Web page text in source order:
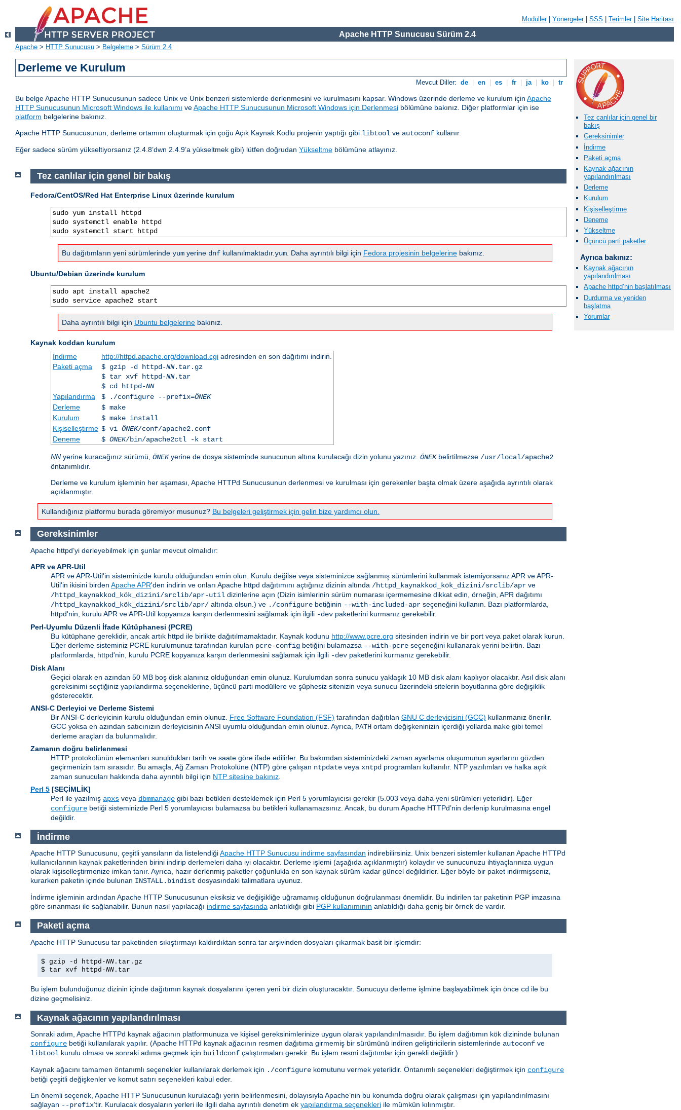
Modüller| Yönergeler| SSS Terimler| Site Haritası
Apache HTTP Sunucusu Sürüm 2.4
Apache > HTTP Sunucusu > Belgeleme > Sürüm 2.4
Derleme ve Kurulum
Mevcut Diller: de en es fr ja ko tr
Bu belge Apache HTTP Sunucusunun sadece Unix ve Unix benzeri sistemlerde derlenmesini ve kurulmasını kapsar. Windows üzerinde derleme ve kurulum için Apache
HTTP Sunucusunun Microsoft Windows ile kullanımı veApache HTTP Sunucusunun Microsoft Windows için Derlenmesi bölümüne bakınız. Diğer platformlar için ise
platform belgelerine bakınız.
Apache HTTP Sunucusunun, derleme ortamını oluşturmak için çoğu Açık Kaynak Kodlu projenin yaptığı gibi libtool ve autoconf kullanır.
Eğer sadece sürüm yükseltiyorsanız (2.4.8’dwn 2.4.9’a yükseltmek gibi) lütfen doğrudan Yükseltme bölümüne atlayınız.
Tez canlılar için genel bir
bakış
Gereksinimler
İndirme
Paketi açma
Kaynak ağacının
yapılandırılması
Derleme
Kurulum
Kişiselleştirme
Deneme
Yükseltme
Üçüncü parti paketler
Ayrıca bakınız:
Kaynak ağacının
yapılandırılması
Apache httpd’nin başlatılması
Durdurma ve yeniden
başlatma
Yorumlar
Tez canlılar için genel bir bakış
Fedora/CentOS/Red Hat Enterprise Linux üzerinde kurulum
sudo yum install httpd
sudo systemctl enable httpd
sudo systemctl start httpd
Bu dağıtımların yeni sürümlerinde yum yerine dnf kullanılmaktadır.yum . Daha ayrıntılı bilgi için Fedora projesinin belgelerine bakınız.
Ubuntu/Debian üzerinde kurulum
sudo apt install apache2
sudo service apache2 start
Daha ayrıntılı bilgi için Ubuntu belgelerine bakınız.
Kaynak koddan kurulum
İndirme
http://httpd.apache.org/download.cgiadresinden en son dağıtımı indirin.
Paketi açma
$ gzip -d httpd-NN.tar.gz
$ tar xvf httpd-NN.tar
$ cd httpd-NN
Yapılandırma
$ ./configure --prefix=ÖNEK
Derleme
$ make
Kurulum
$ make install
Kişiselleştirme $ vi ÖNEK/conf/apache2.conf
Deneme
$ ÖNEK/bin/apache2ctl -k start
NN yerine kuracağınız sürümü, ÖNEKyerine de dosya sisteminde sunucunun altına kurulacağı dizin yolunu yazınız. ÖNEKbelirtilmezse /usr/local/apache2
öntanımlıdır.
Derleme ve kurulum işleminin her aşaması, Apache HTTPd Sunucusunun derlenmesi ve kurulması için gerekenler başta olmak üzere aşağıda ayrıntılı olarak
açıklanmıştır.
Kullandığınız platformu burada göremiyor musunuz? Bu belgeleri geliştirmek için gelin bize yardımcı olun.
Gereksinimler
Apache httpd’yi derleyebilmek için şunlar mevcut olmalıdır:
APR ve APR-Util
APR ve APR-Util'in sisteminizde kurulu olduğundan emin olun. Kurulu değilse veya sisteminizce sağlanmış sürümlerini kullanmak istemiyorsanız APR ve APR-
Util'in ikisini birden Apache APR'den indirin ve onları Apache httpd dağıtımını açtığınız dizinin altında /httpd_kaynakkod_kök_dizini/srclib/apr ve
/httpd_kaynakkod_kök_dizini/srclib/apr-util dizinlerine açın (Dizin isimlerinin sürüm numarası içermemesine dikkat edin, örneğin, APR dağıtımı
/httpd_kaynakkod_kök_dizini/srclib/apr/ altında olsun.) ve ./configure betiğinin --with-included-apr seçeneğini kullanın. Bazı platformlarda,
httpd'nin, kurulu APR ve APR-Util kopyanıza karşın derlenmesini sağlamak için ilgili -dev paketlerini kurmanız gerekebilir.
Perl-Uyumlu Düzenli İfade Kütüphanesi (PCRE)
Bu kütüphane gereklidir, ancak artık httpd ile birlikte dağıtılmamaktadır. Kaynak kodunu http://www.pcre.org sitesinden indirin ve bir port veya paket olarak kurun.
Eğer derleme sisteminiz PCRE kurulumunuz tarafından kurulan pcre-config betiğini bulamazsa --with-pcre seçeneğini kullanarak yerini belirtin. Bazı
platformlarda, httpd'nin, kurulu PCRE kopyanıza karşın derlenmesini sağlamak için ilgili -dev paketlerini kurmanız gerekebilir.
Disk Alanı
Geçici olarak en azından 50 MB boş disk alanınız olduğundan emin olunuz. Kurulumdan sonra sunucu yaklaşık 10 MB disk alanı kaplıyor olacaktır. Asıl disk alanı
gereksinimi seçtiğiniz yapılandırma seçeneklerine, üçüncü parti modüllere ve şüphesiz sitenizin veya sunucu üzerindeki sitelerin boyutlarına göre değişiklik
gösterecektir.
ANSI-C Derleyici ve Derleme Sistemi
Bir ANSI-C derleyicinin kurulu olduğundan emin olunuz. Free Software Foundation (FSF) tarafından dağıtılan GNU C derleyicisini (GCC) kullanmanız önerilir.
GCC yoksa en azından satıcınızın derleyicisinin ANSI uyumlu olduğundan emin olunuz. Ayrıca, PATH ortam değişkeninizin içerdiği yollarda make gibi temel
derleme araçları da bulunmalıdır.
Zamanın doğru belirlenmesi
HTTP protokolünün elemanları sunuldukları tarih ve saate göre ifade edilirler. Bu bakımdan sisteminizdeki zaman ayarlama oluşumunun ayarlarını gözden
geçirmenizin tam sırasıdır. Bu amaçla, Ağ Zaman Protokolüne (NTP) göre çalışan ntpdate veya xntpd programları kullanılır. NTP yazılımları ve halka açık
zaman sunucuları hakkında daha ayrıntılı bilgi için NTP sitesine bakınız
Perl 5 [SEÇİMLİK]
Perl ile yazılmış apxs veya dbmmanage gibi bazı betikleri desteklemek için Perl 5 yorumlayıcısı gerekir (5.003 veya daha yeni sürümleri yeterlidir). Eğer
configure betiği sisteminizde Perl 5 yorumlayıcısı bulamazsa bu betikleri kullanamazsınız. Ancak, bu durum Apache HTTPd’nin derlenip kurulmasına engel
değildir.
İndirme
Apache HTTP Sunucusunu, çeşitli yansıların da listelendiğiApache HTTP Sunucusu indirme sayfasından indirebilirsiniz. Unix benzeri sistemler kullanan Apache HTTPd
kullanıcılarının kaynak paketlerinden birini indirip derlemeleri daha iyi olacaktır. Derleme işlemi (aşağıda açıklanmıştır) kolaydır ve sunucunuzu ihtiyaçlarınıza uygun
olarak kişiselleştirmenize imkan tanır. Ayrıca, hazır derlenmiş paketler çoğunlukla en son kaynak sürüm kadar güncel değildirler. Eğer böyle bir paket indirmişseniz,
kurarken paketin içinde bulunan INSTALL.bindist dosyasındaki talimatlara uyunuz.
İndirme işleminin ardından Apache HTTP Sunucusunun eksiksiz ve değişikliğe uğramamış olduğunun doğrulanması önemlidir. Bu indirilen tar paketinin PGP imzasına
göre sınanması ile sağlanabilir. Bunun nasıl yapılacağı indirme sayfasında anlatıldığı gibi PGP kullanımının anlatıldığı daha geniş bir örnek de vardır.
Paketi açma
Apache HTTP Sunucusu tar paketinden sıkıştırmayı kaldırdıktan sonra tar arşivinden dosyaları çıkarmak basit bir işlemdir:
$ gzip -d httpd-NN .tar.gz
$ tar xvf httpd-NN .tar
Bu işlem bulunduğunuz dizinin içinde dağıtımın kaynak dosyalarını içeren yeni bir dizin oluşturacaktır. Sunucuyu derleme işlmine başlayabilmek için önce cd ile bu
dizine geçmelisiniz.
Kaynak ağacının yapılandırılması
Sonraki adım, Apache HTTPd kaynak ağacının platformunuza ve kişisel gereksinimlerinize uygun olarak yapılandırılmasıdır. Bu işlem dağıtımın kök dizininde bulunan
configure betiği kullanılarak yapılır. (Apache HTTPd kaynak ağacının resmen dağıtıma girmemiş bir sürümünü indiren geliştiricilerin sistemlerinde autoconf ve
libtool kurulu olması ve sonraki adıma geçmek için buildconf çalıştırmaları gerekir. Bu işlem resmi dağıtımlar için gerekli değildir.)
Kaynak ağacını tamamen öntanımlı seçenekler kullanılarak derlemek için ./configure komutunu vermek yeterlidir. Öntanımlı seçenekleri değiştirmek için configure
betiği çeşitli değişkenler ve komut satırı seçenekleri kabul eder.
En önemli seçenek, Apache HTTP Sunucusunun kurulacağı yerin belirlenmesini, dolayısıyla Apache’nin bu konumda doğru olarak çalışması için yapılandırılmasını
sağlayan --prefix’tir. Kurulacak dosyaların yerleri ile ilgili daha ayrıntılı denetim ek yapılandırma seçenekleri ile mümkün kılınmıştır.